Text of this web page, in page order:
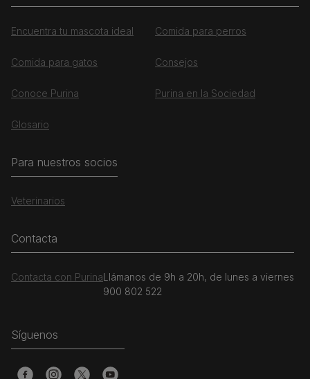
Encuentra tu mascota ideal Comida para perros
Comida para gatos Consejos
Conoce Purina Purina en la Sociedad
Glosario
Para nuestros socios
Veterinarios
Contacta
Contacta con PurinaLlámanos de 9h a 20h, de lunes a viernes
900 802 522
Síguenos